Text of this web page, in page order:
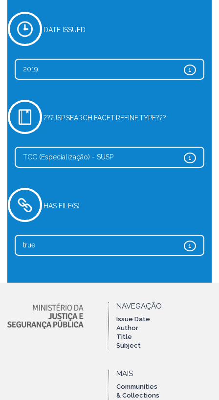
DATE ISSUED
1
2019
???JSP.SEARCH.FACET.REFINE.TYPE???
1
TCC (Especialização) - SUSP
HAS FILE(S)
1
true
NAVEGAÇÃO
Issue Date
Author
Title
Subject
MAIS
Communities
& Collections